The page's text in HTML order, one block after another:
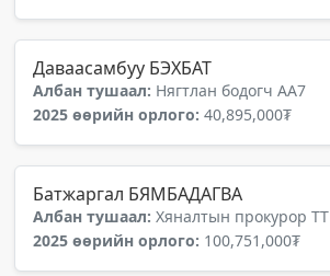
Даваасамбуу БЭХБАТ
Албан тушаал: Нягтлан бодогч АА7
2025 өөрийн орлого: 40,895,000₮
Батжаргал БЯМБАДАГВА
Албан тушаал: Хяналтын прокурор ТТ
2025 өөрийн орлого: 100,751,000₮